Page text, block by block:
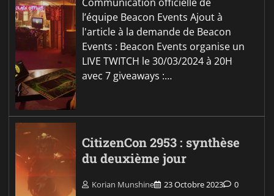
l’équipe Beacon Events Ajout à
l'article à la demande de Beacon
Events : Beacon Events organise un
LIVE TWITCH le 30/03/2024 à 20H
avec 7 giveaways :…
CitizenCon 2953 : synthèse
du deuxième jour
Korian Munshine 23 Octobre 2023 0